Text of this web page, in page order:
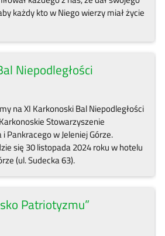
każdy kto w Niego wierzy miał życie
Niepodległości
na XI Karkonoski Bal Niepodległości
Stowarzyszenie
Pankracego w Jeleniej Górze.
się 30 listopada 2024 roku w hotelu
(ul. Sudecka 63).
Patriotyzmu”